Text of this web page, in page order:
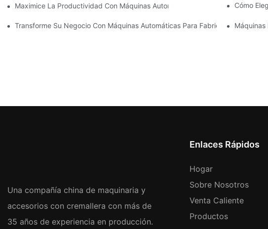
Maximice La Productividad Con Máquinas Automáticas Para FabricarCómo
Transforme Su Negocio Con Máquinas Automáticas Para Fabricar CierresMáquinas
Una compañía china de maquinaria y
accesorios con cremallera con más de
35 años de experiencia en producción.
Enlaces Rápidos
Hogar
Sobre Nosotros
Venta Caliente
Productos